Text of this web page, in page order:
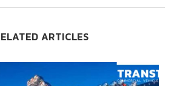
ARTICLES